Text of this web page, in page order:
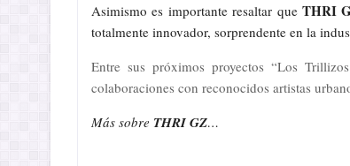
Asimismo es importante resaltar queTHRI
totalmente innovador, sorprendente en la
Entre sus próximos proyectos “Los
colaboraciones con reconocidos artistas
Más sobre THRI GZ…